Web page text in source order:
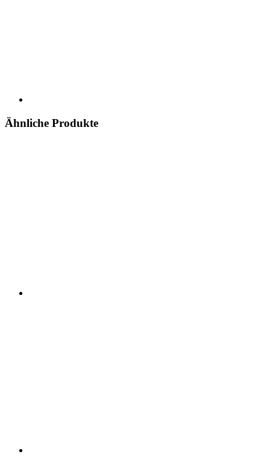
Ähnliche Produkte